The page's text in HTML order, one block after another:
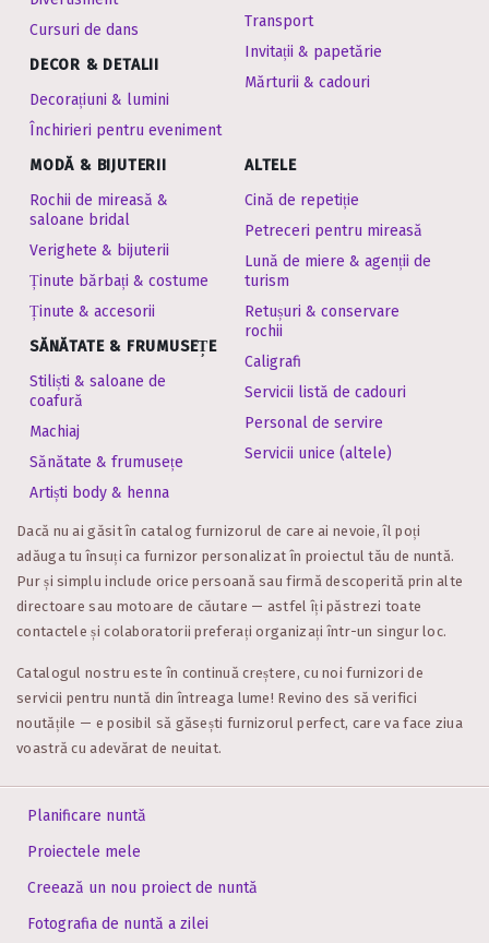
Cursuri de dans
DECOR & DETALII
Decorațiuni & lumini
Închirieri pentru eveniment
Transport
Invitații & papetărie
Mărturii & cadouri
MODĂ & BIJUTERII
Rochii de mireasă &
saloane bridal
Verighete & bijuterii
Ținute bărbați & costume
Ținute & accesorii
SĂNĂTATE & FRUMUSEȚE
Stiliști & saloane de
coafură
Machiaj
Sănătate & frumusețe
Artiști body & henna
ALTELE
Cină de repetiție
Petreceri pentru mireasă
Lună de miere & agenții de
turism
Retușuri & conservare
rochii
Caligrafi
Servicii listă de cadouri
Personal de servire
Servicii unice (altele)
Dacă nu ai găsit în catalog furnizorul de care ai nevoie, îl poți
adăuga tu însuți ca furnizor personalizat în proiectul tău de nuntă.
Pur și simplu include orice persoană sau firmă descoperită prin alte
directoare sau motoare de căutare — astfel îți păstrezi toate
contactele și colaboratorii preferați organizați într-un singur loc.
Catalogul nostru este în continuă creștere, cu noi furnizori de
servicii pentru nuntă din întreaga lume! Revino des să verifici
noutățile — e posibil să găsești furnizorul perfect, care va face ziua
voastră cu adevărat de neuitat.
Planificare nuntă
Proiectele mele
Creează un nou proiect de nuntă
Fotografia de nuntă a zilei